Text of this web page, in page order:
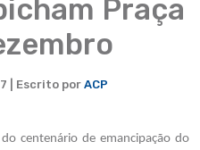
Praça
| Escrito por ACP
centenário de emancipação do